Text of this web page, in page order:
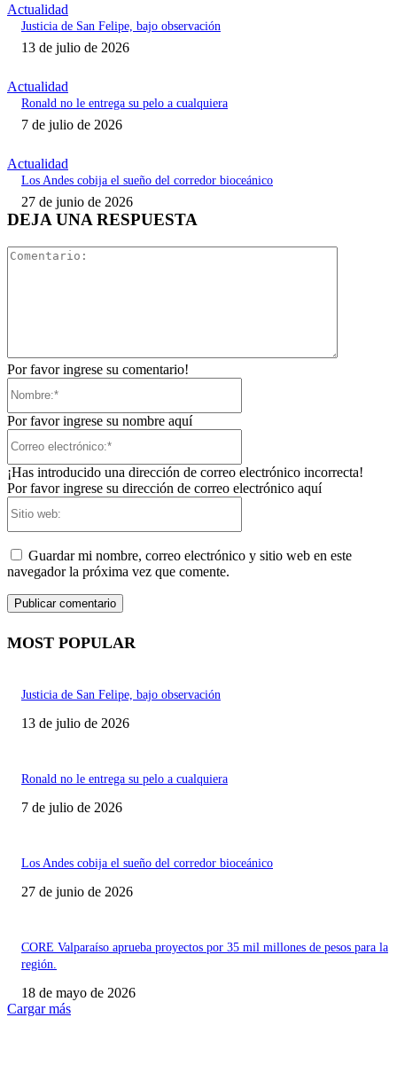
Actualidad
Justicia de San Felipe, bajo observación
13 de julio de 2026
Actualidad
Ronald no le entrega su pelo a cualquiera
7 de julio de 2026
Actualidad
Los Andes cobija el sueño del corredor bioceánico
27 de junio de 2026
DEJA UNA RESPUESTA
Por favor ingrese su comentario!
Por favor ingrese su nombre aquí
¡Has introducido una dirección de correo electrónico incorrecta!
Por favor ingrese su dirección de correo electrónico aquí
Guardar mi nombre, correo electrónico y sitio web en este
navegador la próxima vez que comente.
MOST POPULAR
Justicia de San Felipe, bajo observación
13 de julio de 2026
Ronald no le entrega su pelo a cualquiera
7 de julio de 2026
Los Andes cobija el sueño del corredor bioceánico
27 de junio de 2026
CORE Valparaíso aprueba proyectos por 35 mil millones de pesos para la
región.
18 de mayo de 2026
Cargar más